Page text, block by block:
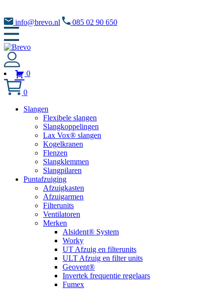
info@brevo.nl 085 02 90 650
0
0
Slangen
Flexibele slangen
Slangkoppelingen
Lax Vox® slangen
Kogelkranen
Flenzen
Slangklemmen
Slangpilaren
Puntafzuiging
Afzuigkasten
Afzuigarmen
Filterunits
Ventilatoren
Merken
Alsident® System
Worky
UT Afzuig en filterunits
ULT Afzuig en filter units
Geovent®
Invertek frequentie regelaars
Fumex